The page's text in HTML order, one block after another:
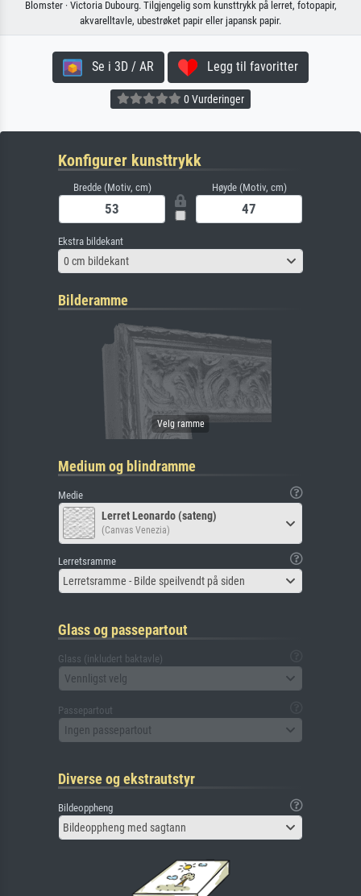
Blomster · Victoria Dubourg. Tilgjengelig som kunsttrykk på lerret, fotopapir,
akvarelltavle, ubestrøket papir eller japansk papir.
Se i 3D / AR Legg til favoritter
0 Vurderinger
Konfigurer kunsttrykk
Bredde (Motiv, cm) Høyde (Motiv, cm)
Ekstra bildekant
0 cm bildekant
Bilderamme
Medium og blindramme
Medie
Lerret Leonardo (sateng)
(Canvas Venezia)
Lerretsramme
Lerretsramme - Bilde speilvendt på siden
Glass og passepartout
Glass (inkludert baktavle)
Vennligst velg
Passepartout
Ingen passepartout
Diverse og ekstrautstyr
Bildeoppheng
Bildeoppheng med sagtann